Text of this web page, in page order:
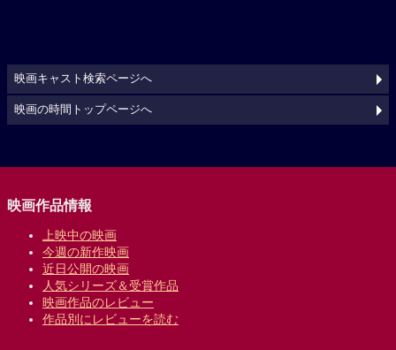
映画キャスト検索ページへ
映画の時間トップページへ
映画作品情報
上映中の映画
今週の新作映画
近日公開の映画
人気シリーズ＆受賞作品
映画作品のレビュー
作品別にレビューを読む